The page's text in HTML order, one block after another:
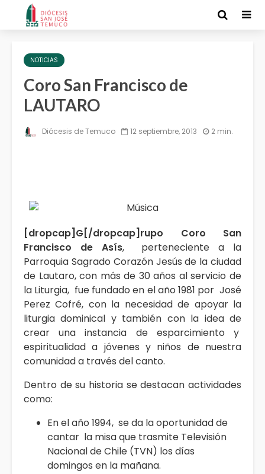
NOTICIAS
Coro San Francisco de
LAUTARO
Diócesis de Temuco 12 septiembre, 2013 2 min.
[dropcap]G[/dropcap]rupo Coro San
Francisco de Asís, perteneciente a la
Parroquia Sagrado Corazón Jesús de la ciudad
de Lautaro, con más de 30 años al servicio de
la Liturgia, fue fundado en el año 1981 por José
Perez Cofré, con la necesidad de apoyar la
liturgia dominical y también con la idea de
crear una instancia de esparcimiento y
espiritualidad a jóvenes y niños de nuestra
comunidad a través del canto.
Dentro de su historia se destacan actividades
como:
En el año 1994, se da la oportunidad de
cantar la misa que trasmite Televisión
Nacional de Chile (TVN) los días
domingos en la mañana.